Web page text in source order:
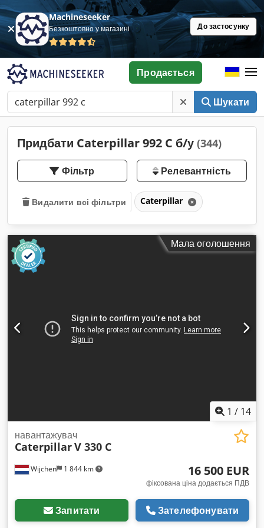
Machineseeker
Безкоштовно у магазині До застосунку
Шукати
Продається
Придбати Caterpillar 992 C б/у (344)
Фільтр Релевантність
Видалити всі фільтри Caterpillar
Мала оголошення
1 / 14
Wijchen 1 844 km
навантажувач
CaterpillarV 330 C
16 500 EUR
фіксована ціна додається ПДВ
Запитати Зателефонувати